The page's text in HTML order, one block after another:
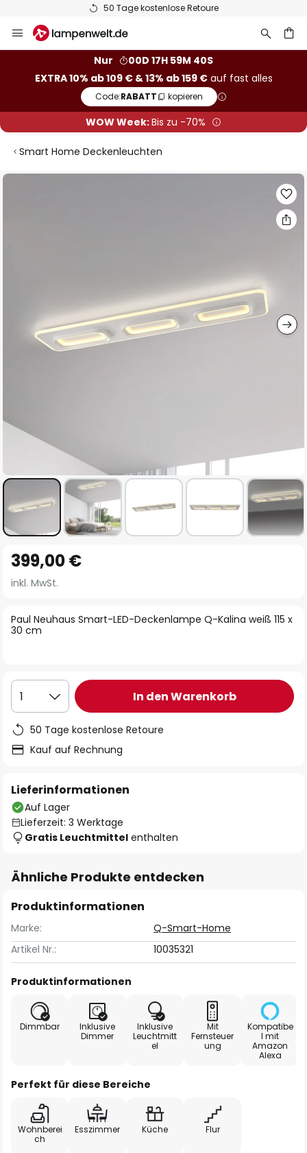
50 Tage kostenlose Retoure
Inhalt
Nur
00D 17H 59M 40S
EXTRA 10% ab 109 € & 13% ab 159 €auf fast alles
Code:RABATT kopieren
WOW Week:Bis zu -70%
Smart Home Deckenleuchten
Zum
Anfang
der
springen
Paul Neuhaus Smart-LED-Deckenlampe Q-Kalina weiß 115 x
30 cm
399,00 €
inkl. MwSt.
1 In den Warenkorb
50 Tage kostenlose Retoure
Kauf auf Rechnung
Lieferinformationen
Auf Lager
Lieferzeit: 3 Werktage
Gratis Leuchtmittel enthalten
Ähnliche Produkte entdecken
Produktinformationen
Marke:
Q-Smart-Home
Artikel Nr.:
10035321
Produktinformationen
Dimmbar
Inklusive
Dimmer
Inklusive
Leuchtmitt
el
Mit
Fernsteuer
ung
Kompatibe
l mit
Amazon
Alexa
Perfekt für diese Bereiche
Wohnberei
ch
Esszimmer Küche Flur